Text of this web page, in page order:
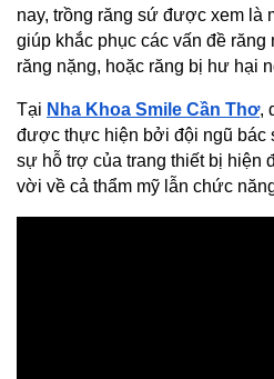
nay, trồng răng sứ được xem là
giúp khắc phục các vấn đề răng
răng nặng, hoặc răng bị hư hại
Tại Nha Khoa Smile Cần Thơ,
được thực hiện bởi đội ngũ bác
sự hỗ trợ của trang thiết bị hiện
vời về cả thẩm mỹ lẫn chức